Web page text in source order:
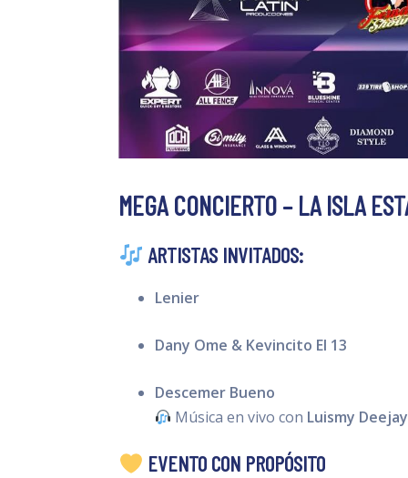
MEGA CONCIERTO – LA ISLA
ARTISTAS INVITADOS:
Lenier
Dany Ome & Kevincito El 13
Descemer Bueno
Música en vivo con Luismy Deejay
EVENTO CON PROPÓSITO